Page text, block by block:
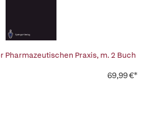
Pharmazeutischen Praxis, m. 2 Buch
69,99 €*